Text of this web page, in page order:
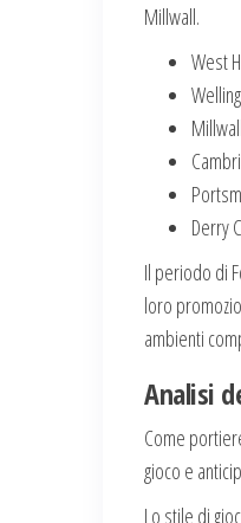
Millwall.
West
Derry
Il periodo di
loro
ambienti
Analisi
Come
gioco e
Lo stile di